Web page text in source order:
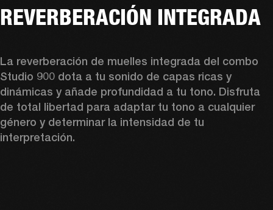
REVERBERACIÓN INTEGRADA
La reverberación de muelles integrada del combo
Studio 900 dota a tu sonido de capas ricas y
dinámicas y añade profundidad a tu tono. Disfruta
de total libertad para adaptar tu tono a cualquier
género y determinar la intensidad de tu
interpretación.